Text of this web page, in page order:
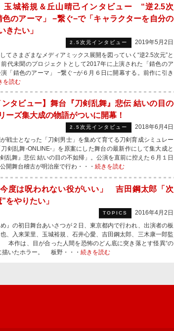
玉城裕規＆丘山晴己インタビュー “逆2.5次
色のアーマ」 −繋ぐ−で「キャラクターを自分の
きたい」
2.5次元インタビュー
2019年5月2日
てさまざまなメディアミックス展開を図っていく“逆2.5次元”と
代未聞のプロジェクトとして2017年に上演された「錆色のア
「錆色のアーマ」 −繋ぐ−が６月６日に開幕する。前作に引き
を読む
ンタビュー】舞台『刀剣乱舞』悲伝 結いの目の
ーズ集大成の物語がついに開幕！
2.5次元インタビュー
2018年6月4日
戦士となった「刀剣男士」を集めて育てる刀剣育成シミュレー
剣乱舞-ONLINE-」を原案にした舞台の最新作にして集大成と
乱舞』悲伝 結いの目の不如帰」。公演を直前に控えた６月１日
開舞台稽古が明治座で行わ・・・ 続きを読む
度は呪われない役がいい」 吉田鋼太郎「次
をやりたい」
TOPICS
2016年4月2日
』の初日舞台あいさつが２日、東京都内で行われ、出演者の板
、入来茉里、玉城裕規、石井心愛、吉田鋼太郎、三木康一郎監
本作は、目が合った人間を恐怖のどん底に突き落とす怪異“の
描いたホラー。 板野・・・ 続きを読む